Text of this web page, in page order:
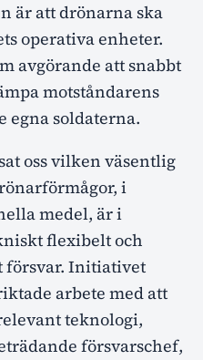
är att drönarna ska
operativa enheter.
avgörande att snabbt
motståndarens
egna soldaterna.
oss vilken väsentlig
i
medel, är i
flexibelt och
försvar. Initiativet
arbete med att
teknologi,
försvarschef,